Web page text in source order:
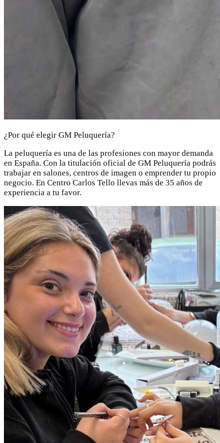
¿Por qué elegir GM Peluquería?
La peluquería es una de las profesiones con mayor demanda
en España. Con la titulación oficial de GM Peluquería podrás
trabajar en salones, centros de imagen o emprender tu propio
negocio. En Centro Carlos Tello llevas más de 35 años de
experiencia a tu favor.